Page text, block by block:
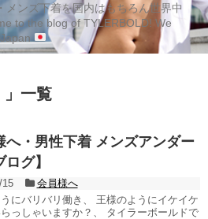
メンズ下着を国内はもちろん世界中
to the blog of TYLERBOLD! We
」一覧
へ・男性下着 メンズアンダー
グ】
15
会員様へ
にバリバリ働き、 王様のようにイケイケ
っしゃいますか？、 タイラーボールドで